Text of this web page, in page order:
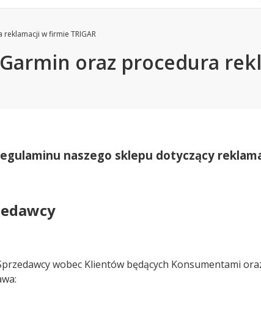
w firmie TRIGAR
oraz procedura
naszego sklepu dotyczący
wobec Klientów będących Konsumentami